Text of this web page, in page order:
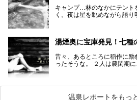
キャンプ…林のなかにテント
く。夜は星を眺めながら語り
湯煙奥に宝庫発見！七種
昔々、あるところに稲作に
ったそうな。 ２人は農閑期
温泉レポートをもっ